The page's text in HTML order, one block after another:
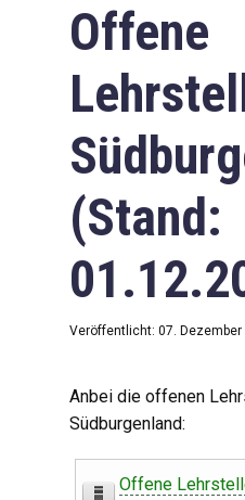
Offene
(Stand:
Veröffentlicht: 07. Dezember
Anbei die offenen
Südburgenland:
Offene